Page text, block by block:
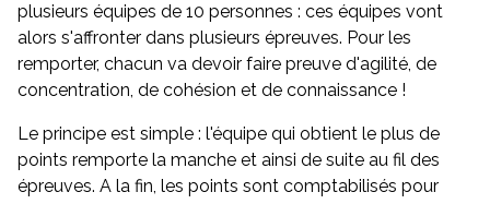
plusieurs équipes de 10 personnes : ces équipes vont
alors s'affronter dans plusieurs épreuves. Pour les
remporter, chacun va devoir faire preuve d'agilité, de
concentration, de cohésion et de connaissance !
Le principe est simple : l'équipe qui obtient le plus de
points remporte la manche et ainsi de suite au fil des
épreuves. A la fin, les points sont comptabilisés pour